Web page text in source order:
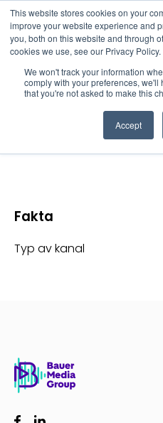
This website stores cookies on your
improve your website experience and
you, both on this website and through
cookies we use, see our Privacy Policy.
We won't track your information
comply with your preferences,
that you're not asked to make this
Accept
Fakta
Typ av kanal